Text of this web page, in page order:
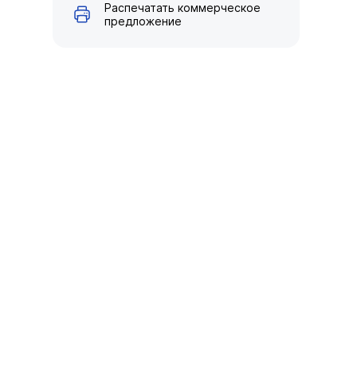
Распечатать коммерческое
предложение